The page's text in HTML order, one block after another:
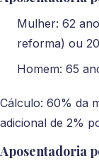
Mulher: 62
reforma) ou
Homem: 65
Cálculo: 60% da
adicional de 2%
Aposentadoria